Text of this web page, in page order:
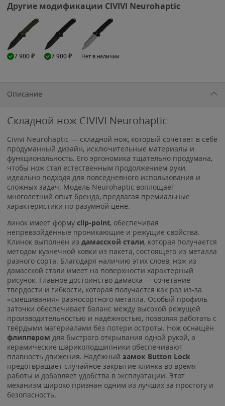
Другие модификации CIVIVI Neurohaptic
7 900₽ 7 900₽ Нет в наличии
Описание
Складной нож CIVIVI Neurohaptic
Civivi Neurohaptic — складной нож, который сочетает в себе
продуманный дизайн, исключительные материалы и
функциональность. Его эргономика тщательно продумана,
чтобы нож стал естественным продолжением руки,
идеально подходя для повседневного использования и
сложных задач. Модель Neurohaptic воплощает
многолетний опыт бренда, предлагая премиальные
характеристики по разумной цене.
линок имеет форму clip-point, обеспечивая
непревзойдённые проникающие и режущие свойства.
Клинок выполнен из дамасской стали, которая получается
методом кузнечной ковки из пакета, состоящего из металла
разного сорта. Благодаря наличию этих слоев, нож из
дамасской стали имеет на поверхности характерный
рисунок. Главное достоинство дамаска — сочетание
твердости и гибкости, которая получается как раз из-за
«смешивания» разносортного металла. Особый профиль
заточки обеспечивает баланс между высокой режущей
производительностью и надёжностью, позволяя работать с
твёрдыми материалами без потери остроты. Нож оснащён
флиппером для быстрого открывания одной рукой, а
керамические шарикоподшипники обеспечивают
плавность движения. Надёжный замок Button Lock
предотвращает случайное закрытие клинка во время
работы и добавляет удобства в эксплуатации. Этот
механизм широко признан одним из лучших за простоту и
безопасность.